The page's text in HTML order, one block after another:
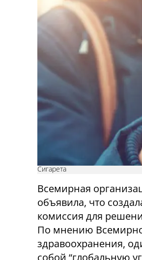
Сигарета
Всемирная
объявила, что
комиссия для
По мнению
здравоохранения,